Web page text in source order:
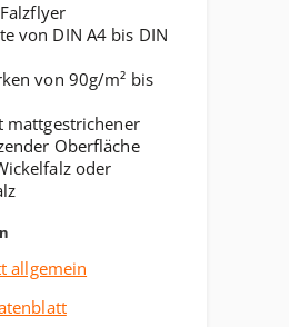
von DIN A4 bis DIN
von 90g/m² bis
mattgestrichener
Oberfläche
oder
allgemein